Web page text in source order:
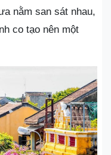
nằm san sát nhau,
co tạo nên một